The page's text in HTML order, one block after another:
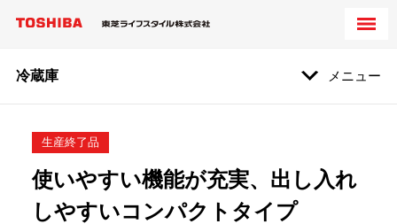
冷蔵庫 メニュー
生産終了品
使いやすい機能が充実、出し入れ
しやすいコンパクトタイプ